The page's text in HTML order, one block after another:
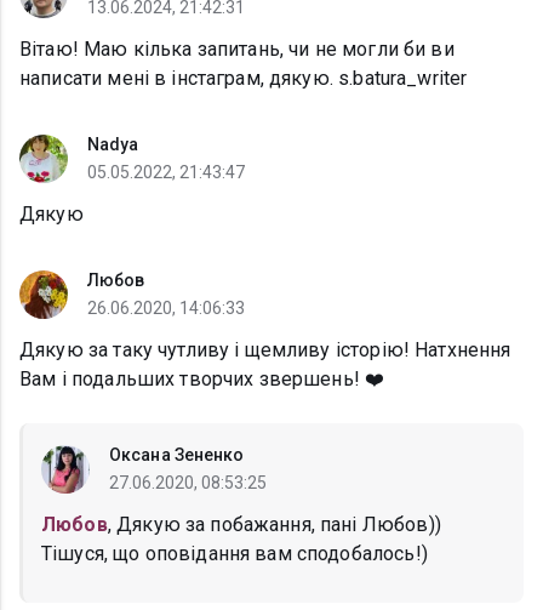
13.06.2024, 21:42:31
Вітаю! Маю кілька запитань, чи не могли би ви
написати мені в інстаграм, дякую. s.batura_writer
Nadya
05.05.2022, 21:43:47
Дякую
Любов
26.06.2020, 14:06:33
Дякую за таку чутливу і щемливу історію! Натхнення
Вам і подальших творчих звершень! ❤️
Оксана Зененко
27.06.2020, 08:53:25
Любов, Дякую за побажання, пані Любов))
Тішуся, що оповідання вам сподобалось!)